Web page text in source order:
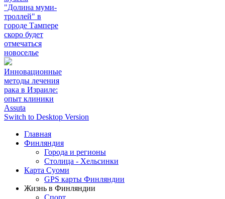
"Долина муми-
троллей" в
городе Тампере
скоро будет
отмечаться
новоселье
Инновационные
методы лечения
рака в Израиле:
опыт клиники
Assuta
Switch to Desktop Version
Главная
Финляндия
Города и регионы
Столица - Хельсинки
Карта Суоми
GPS карты Финляндии
Жизнь в Финляндии